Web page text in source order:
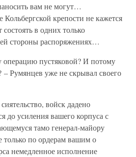
вам не могут…
Кольбергской крепости не кажется
в одних только
стороны распоряжениях…
операцию пустяковой? И потому
– Румянцев уже не скрывал своего
войск дадено
до усиления вашего корпуса с
тамо генерал-майору
только по ордерам вашим о
немедленное исполнение